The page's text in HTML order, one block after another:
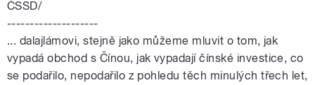
ČSSD/
--------------------
... dalajlámovi, stejně jako můžeme mluvit o tom, jak
vypadá obchod s Čínou, jak vypadají čínské investice, co
se podařilo, nepodařilo z pohledu těch minulých třech let,